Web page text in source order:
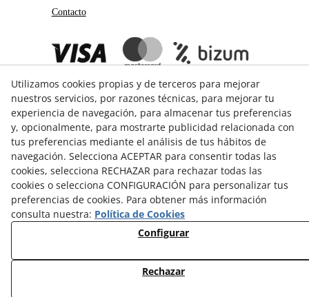
Contacto
GUÍA DE COMPRA
Formas de pago
Formas de envío
Cambios y devoluciones
© 08/2026 3Catorze - Todos los derechos reservados.
Utilizamos cookies propias y de terceros para mejorar
nuestros servicios, por razones técnicas, para mejorar tu
experiencia de navegación, para almacenar tus preferencias
y, opcionalmente, para mostrarte publicidad relacionada con
tus preferencias mediante el análisis de tus hábitos de
navegación. Selecciona ACEPTAR para consentir todas las
cookies, selecciona RECHAZAR para rechazar todas las
cookies o selecciona CONFIGURACIÓN para personalizar tus
preferencias de cookies. Para obtener más información
consulta nuestra: Política de Cookies
Configurar
Rechazar